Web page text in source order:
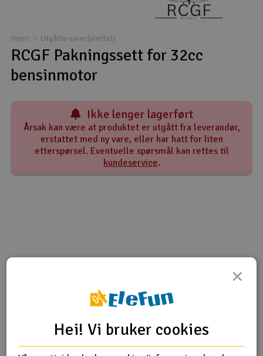
Droner
Droner for FPV
Helikopter
Kamerautstyr
Motor & tilbehør
Raketter
Hjem Utgåtte varer(slettet)
RCGF Pakningssett for 32cc
bensinmotor
Ikke lenger lagerført
Årsak kan være at produktet er utgått fra leverandør,
erstattet med ny vare, eller har hatt for liten
etterspørsel. Eventuelle spørsmål kan rettes til
kundeservice.
Tips en venn Anmeldelser
Produktinformasjon
×
Hei! Vi bruker cookies